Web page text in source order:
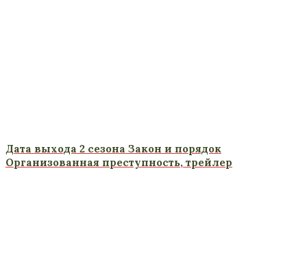
Дата выхода 2 сезона Закон и порядок
Организованная преступность, трейлер